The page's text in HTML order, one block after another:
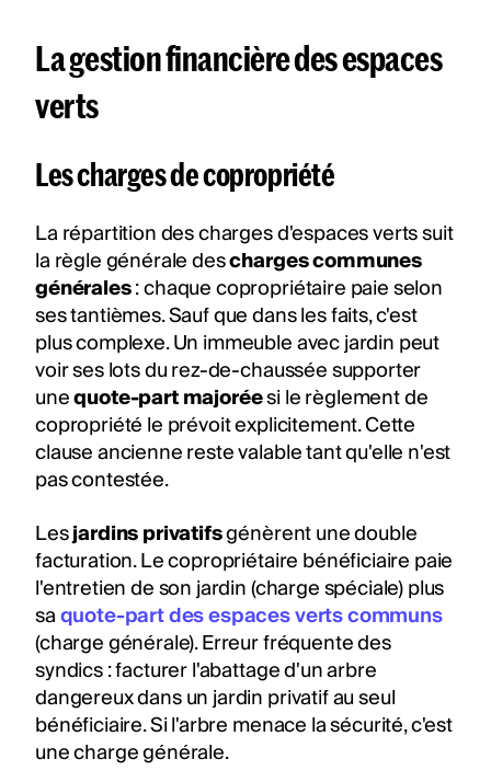
La gestion financière des espaces
verts
Les charges de copropriété
La répartition des charges d'espaces verts suit
la règle générale descharges communes
générales: chaque copropriétaire paie selon
ses tantièmes. Sauf que dans les faits, c'est
plus complexe. Un immeuble avec jardin peut
voir ses lots du rez-de-chaussée supporter
unequote-part majoréesi le règlement de
copropriété le prévoit explicitement. Cette
clause ancienne reste valable tant qu'elle n'est
pas contestée.
Lesjardins privatifsgénèrent une double
facturation. Le copropriétaire bénéficiaire paie
l'entretien de son jardin (charge spéciale) plus
saquote-part des espaces verts communs
(charge générale). Erreur fréquente des
syndics : facturer l'abattage d'un arbre
dangereux dans un jardin privatif au seul
bénéficiaire. Si l'arbre menace la sécurité, c'est
une charge générale.